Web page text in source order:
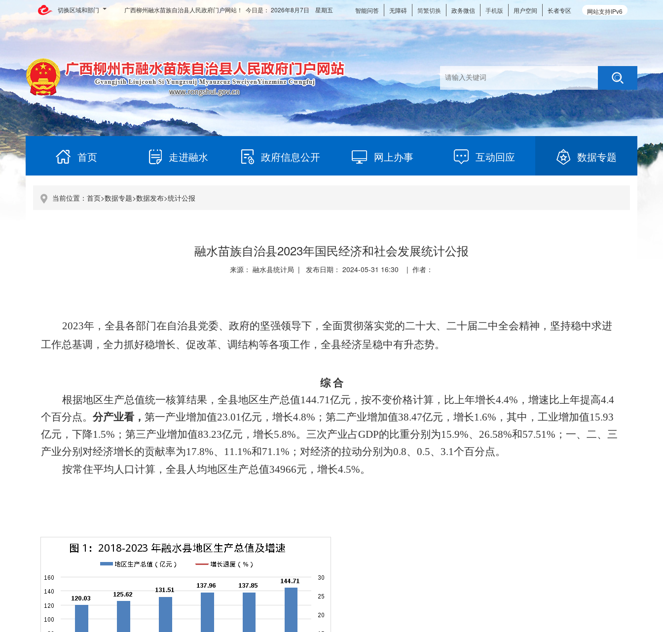
切换区域和部门 网站支持IPv6
智能问答 无障碍 简繁切换 政务微信 手机版 用户空间 长者专区
广西柳州融水苗族自治县人民政府门户网站！ 今日是： 2026年8月7日 星期五
首页 走进融水 政府信息公开 网上办事 互动回应 数据专题
当前位置： 首页>数据专题>数据发布>统计公报
融水苗族自治县2023年国民经济和社会发展统计公报
来源： 融水县统计局 | 发布日期： 2024-05-31 16:30 | 作者：
2023年，全县各部门在自治县党委、政府的坚强领导下，全面贯彻落实党的二十大、二十届二中全会精神，坚持稳中求进
工作总基调，全力抓好稳增长、促改革、调结构等各项工作，全县经济呈稳中有升态势。
综 合
根据地区生产总值统一核算结果， 全县地区生产总值144.71亿元，按不变价格计算，比上年增长4.4%，增速比上年提高4.4
个百分点。 分产业看， 第一产业增加值23.01亿元，增长4.8%；第二产业增加值38.47亿元，增长1.6%，其中，工业增加值15.93
亿元，下降1.5%；第三产业增加值83.23亿元，增长5.8%。三次产业占GDP的比重分别为15.9%、26.58%和57.51%；一、二、三
产业分别对经济增长的贡献率为17.8%、11.1%和71.1%；对经济的拉动分别为0.8、0.5、3.1个百分点。
按常住平均人口计算，全县人均地区生产总值34966元，增长4.5%。